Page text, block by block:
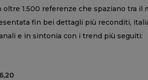
1.500 referenze che spaziano tra il
fin bei dettagli più reconditi,
e in sintonia con i trend più seguiti: